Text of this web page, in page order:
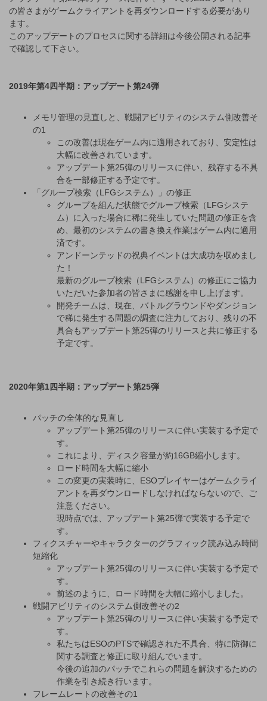
の皆さまがゲームクライアントを再ダウンロードする必要があり
ます。
このアップデートのプロセスに関する詳細は今後公開される記事
で確認して下さい。
2019年第4四半期：アップデート第24弾
メモリ管理の見直しと、戦闘アビリティのシステム側改善そ
の1
この改善は現在ゲーム内に適用されており、安定性は
大幅に改善されています。
アップデート第25弾のリリースに伴い、残存する不具
合を一部修正する予定です。
「グループ検索（LFGシステム）」の修正
グループを組んだ状態でグループ検索（LFGシステ
ム）に入った場合に稀に発生していた問題の修正を含
め、最初のシステムの書き換え作業はゲーム内に適用
済です。
アンドーンテッドの祝典イベントは大成功を収めまし
た！
最新のグループ検索（LFGシステム）の修正にご協力
いただいた参加者の皆さまに感謝を申し上げます。
開発チームは、現在、バトルグラウンドやダンジョン
で稀に発生する問題の調査に注力しており、残りの不
具合もアップデート第25弾のリリースと共に修正する
予定です。
2020年第1四半期：アップデート第25弾
パッチの全体的な見直し
アップデート第25弾のリリースに伴い実装する予定で
す。
これにより、ディスク容量が約16GB縮小します。
ロード時間を大幅に縮小
この変更の実装時に、ESOプレイヤーはゲームクライ
アントを再ダウンロードしなければならないので、ご
注意ください。
現時点では、アップデート第25弾で実装する予定で
す。
フィクスチャーやキャラクターのグラフィック読み込み時間
短縮化
アップデート第25弾のリリースに伴い実装する予定で
す。
前述のように、ロード時間を大幅に縮小しました。
戦闘アビリティのシステム側改善その2
アップデート第25弾のリリースに伴い実装する予定で
す。
私たちはESOのPTSで確認された不具合、特に防御に
関する調査と修正に取り組んでいます。
今後の追加のパッチでこれらの問題を解決するための
作業を引き続き行います。
フレームレートの改善その1